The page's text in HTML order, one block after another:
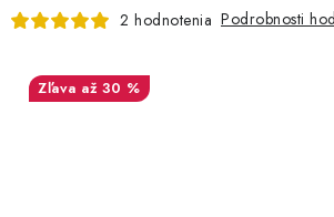
2 hodnotenia Podrobnosti
až 30 %